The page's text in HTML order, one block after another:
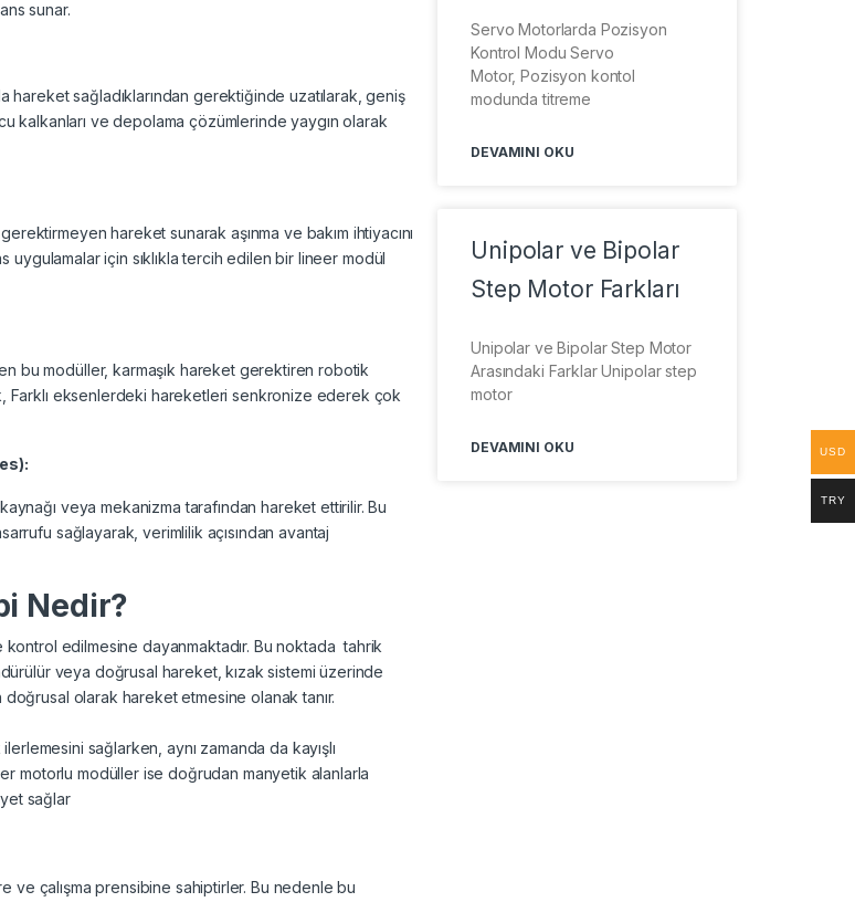
sunar.
sağladıklarından gerektiğinde uzatılarak, geniş
kalkanları ve depolama çözümlerinde yaygın olarak
hareket sunarak aşınma ve bakım ihtiyacını
için sıklıkla tercih edilen bir lineer modül
bu modüller, karmaşık hareket gerektiren robotik
Farklı eksenlerdeki hareketleri senkronize ederek çok
veya mekanizma tarafından hareket ettirilir. Bu
sağlayarak, verimlilik açısından avantaj
Nedir?
edilmesine dayanmaktadır. Bu noktada tahrik
veya doğrusal hareket, kızak sistemi üzerinde
olarak hareket etmesine olanak tanır.
sağlarken, aynı zamanda da kayışlı
motorlu modüller ise doğrudan manyetik alanlarla
sağlar
ve çalışma prensibine sahiptirler. Bu nedenle bu
Servo Motorlarda Pozisyon
Kontrol Modu Servo
Motor, Pozisyon kontol
modunda titreme
DEVAMINI OKU
Unipolar ve Bipolar
Step Motor Farkları
Unipolar ve Bipolar Step Motor
Arasındaki Farklar Unipolar step
motor
DEVAMINI OKU USD
TRY